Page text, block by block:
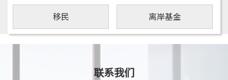
移民 离岸基金
联系我们